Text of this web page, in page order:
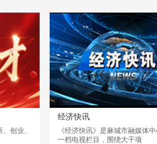
创业、
经济快讯
《经济快讯》是麻城市融媒体
一档电视栏目，围绕大干项